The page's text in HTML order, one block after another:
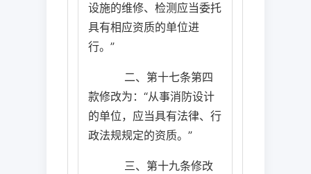
设施的维修、检测应当委托
具有相应资质的单位进
行。”
二、第十七条第四
款修改为：“从事消防设计
的单位，应当具有法律、行
政法规规定的资质。”
三、第十九条修改